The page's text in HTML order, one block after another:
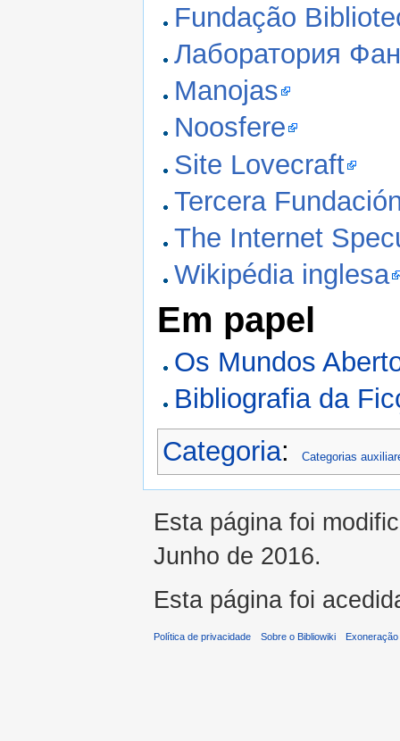
Fundação
Лаборатория
Manojas
Noosfere
Site Lovecraft
Tercera
The Internet
Wikipédia inglesa
Em papel
Os Mundos
Bibliografia da
Categoria: Categorias
Esta página foi
Junho de 2016.
Esta página foi
Política de privacidade Sobre o Bibliowiki